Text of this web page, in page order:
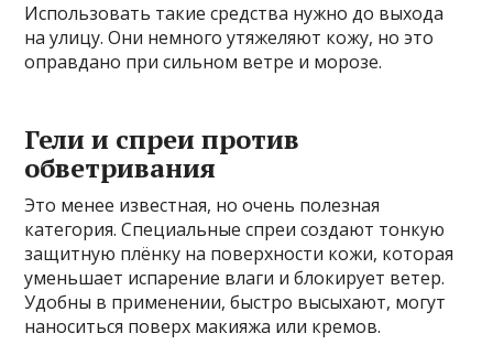
Использовать такие средства нужно до выхода
на улицу. Они немного утяжеляют кожу, но это
оправдано при сильном ветре и морозе.
Гели и спреи против
обветривания
Это менее известная, но очень полезная
категория. Специальные спреи создают тонкую
защитную плёнку на поверхности кожи, которая
уменьшает испарение влаги и блокирует ветер.
Удобны в применении, быстро высыхают, могут
наноситься поверх макияжа или кремов.